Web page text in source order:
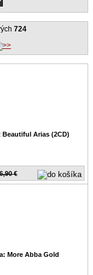
724
€
Beautiful Arias (2CD)
More Abba Gold